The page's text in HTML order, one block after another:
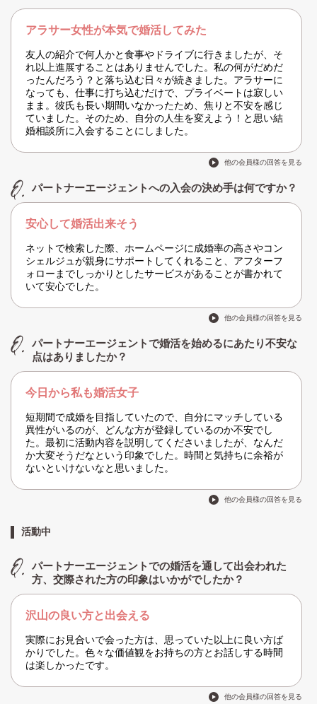
アラサー女性が本気で婚活してみた
友人の紹介で何人かと食事やドライブに行きましたが、そ
れ以上進展することはありませんでした。私の何がだめだ
ったんだろう？と落ち込む日々が続きました。アラサーに
なっても、仕事に打ち込むだけで、プライベートは寂しい
まま。彼氏も長い期間いなかったため、焦りと不安を感じ
ていました。そのため、自分の人生を変えよう！と思い結
婚相談所に入会することにしました。
他の会員様の回答を見る
パートナーエージェントへの入会の決め手は何ですか？
安心して婚活出来そう
ネットで検索した際、ホームページに成婚率の高さやコン
シェルジュが親身にサポートしてくれること、アフターフ
ォローまでしっかりとしたサービスがあることが書かれて
いて安心でした。
他の会員様の回答を見る
パートナーエージェントで婚活を始めるにあたり不安な
点はありましたか？
今日から私も婚活女子
短期間で成婚を目指していたので、自分にマッチしている
異性がいるのが、どんな方が登録しているのか不安でし
た。最初に活動内容を説明してくださいましたが、なんだ
か大変そうだなという印象でした。時間と気持ちに余裕が
ないといけないなと思いました。
他の会員様の回答を見る
活動中
パートナーエージェントでの婚活を通して出会われた
方、交際された方の印象はいかがでしたか？
沢山の良い方と出会える
実際にお見合いで会った方は、思っていた以上に良い方ば
かりでした。色々な価値観をお持ちの方とお話しする時間
は楽しかったです。
他の会員様の回答を見る